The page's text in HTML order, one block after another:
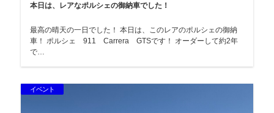
本日は、レアなポルシェの御納車でした！
最高の晴天の一日でした！ 本日は、このレアのポルシェの御納
車！ ポルシェ 911 Carrera GTSです！ オーダーして約2年
で…
イベント